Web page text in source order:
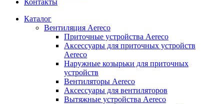
Каталог
Вентиляция Aereco
Приточные устройства Aereco
Аксессуары для приточных устройств
Aereco
Наружные козырьки для приточных
устройств
Вентиляторы Aereco
Аксессуары для вентиляторов
Вытяжные устройства Aereco